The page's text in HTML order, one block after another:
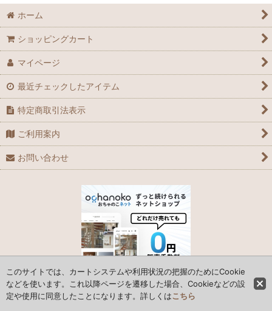
絞り込む
1400GTR
Concours14
GPZ900R
MEGURO K3
Ninja H2
Ninja ZX-10R SE
Ninja ZX-14R
Ninja ZX-9R
ホーム
ショッピングカート
マイページ
最近チェックしたアイテム
特定商取引法表示
ご利用案内
お問い合わせ
© 2006 Parts Box System Japan Co., Ltd.
このサイトでは、カートシステムや利用状況の把握のためにCookie
などを使います。これ以降ページを遷移した場合、Cookieなどの設
定や使用に同意したことになります。詳しくはこちら